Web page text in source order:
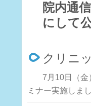
院内通
にして
クリニ
7月10日（金
ミナー実施しまし